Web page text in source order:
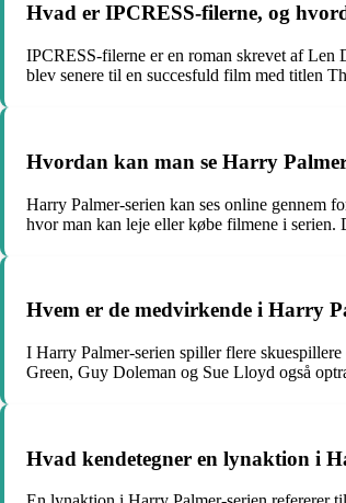
Hvad er IPCRESS-filerne, og
IPCRESS-filerne er en roman skrevet af
blev senere til en succesfuld film med titlen
Hvordan kan man se Harry
Harry Palmer-serien kan ses online gennem
hvor man kan leje eller købe filmene i serien.
Hvem er de medvirkende i Harry
I Harry Palmer-serien spiller flere
Green, Guy Doleman og Sue Lloyd også
Hvad kendetegner en lynaktion i